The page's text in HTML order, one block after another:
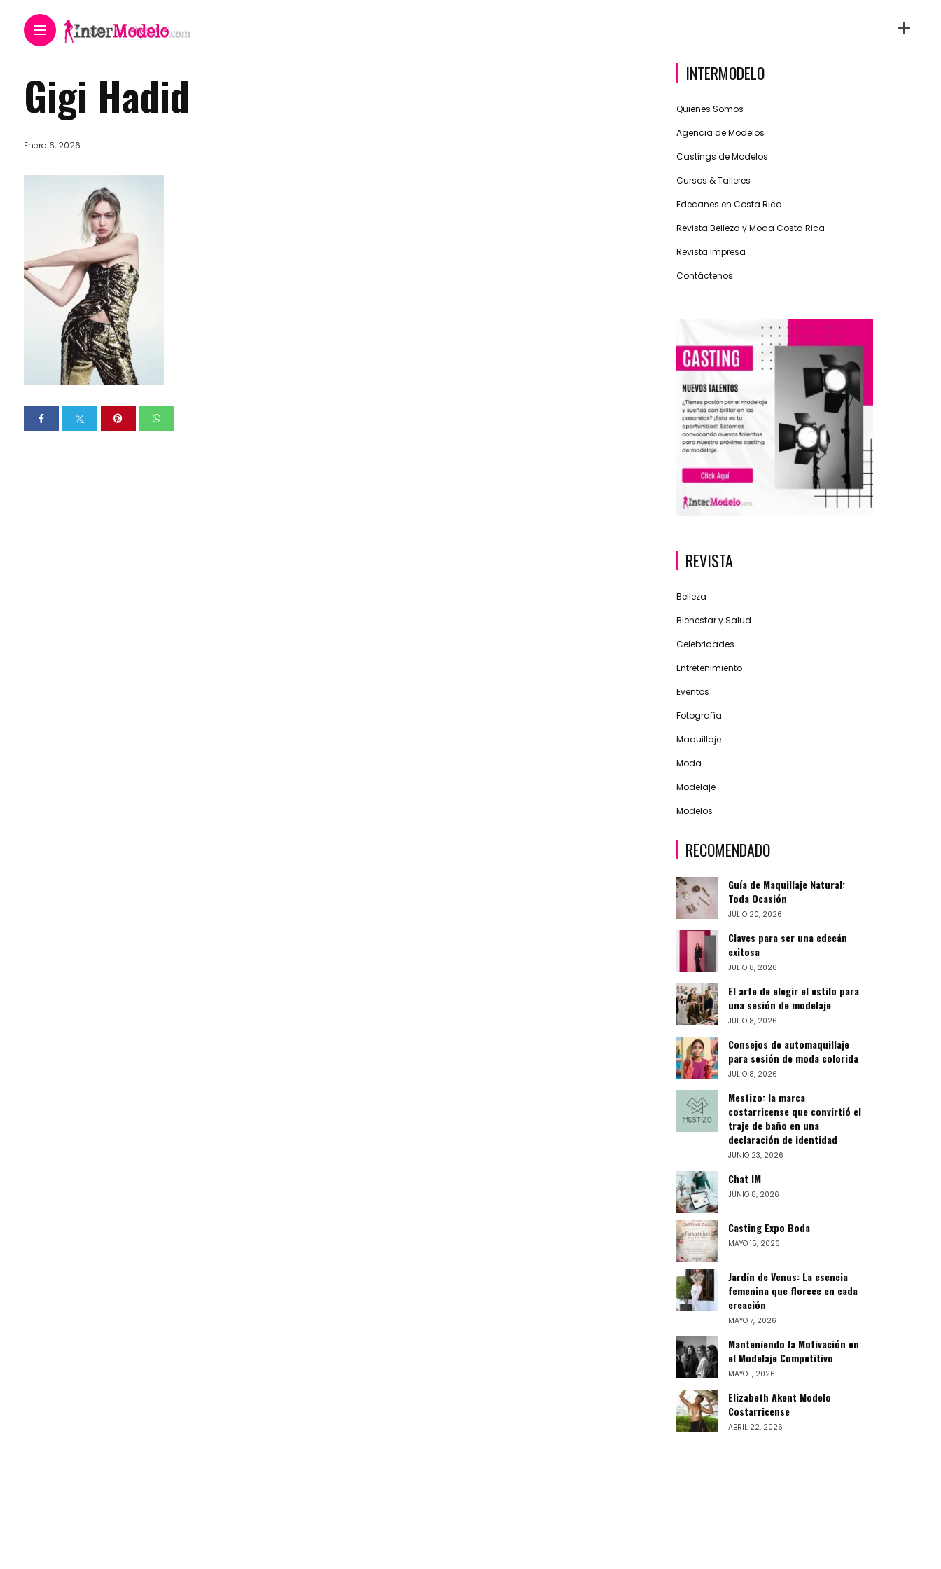
Gigi Hadid
Enero 6, 2026
INTERMODELO
Quienes Somos
Agencia de Modelos
Castings de Modelos
Cursos & Talleres
Edecanes en Costa Rica
Revista Belleza y Moda Costa Rica
Revista Impresa
Contáctenos
REVISTA
Belleza
Bienestar y Salud
Celebridades
Entretenimiento
Eventos
Fotografía
Maquillaje
Moda
Modelaje
Modelos
RECOMENDADO
Guía de Maquillaje Natural:
Toda Ocasión
JULIO 20, 2026
Claves para ser una edecán
exitosa
JULIO 8, 2026
El arte de elegir el estilo para
una sesión de modelaje
JULIO 8, 2026
Consejos de automaquillaje
para sesión de moda colorida
JULIO 8, 2026
Mestizo: la marca
costarricense que convirtió el
traje de baño en una
declaración de identidad
JUNIO 23, 2026
Chat IM
JUNIO 8, 2026
Casting Expo Boda
MAYO 15, 2026
Jardín de Venus: La esencia
femenina que florece en cada
creación
MAYO 7, 2026
Manteniendo la Motivación en
el Modelaje Competitivo
MAYO 1, 2026
Elizabeth Akent Modelo
Costarricense
ABRIL 22, 2026